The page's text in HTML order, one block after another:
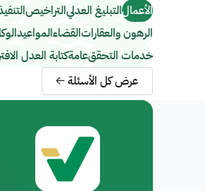
الأعمالالتبليغ العدليالتراخيص
الرهون والعقاراتالقضاءالمواعيد
خدمات التحققعامةكتابة العدل